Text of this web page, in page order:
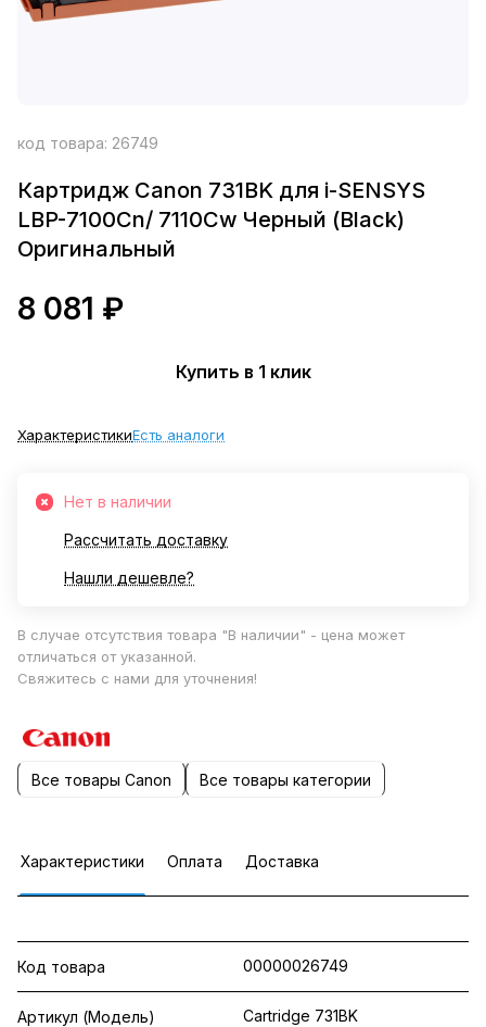
код товара: 26749
Картридж Canon 731BK для i-SENSYS
LBP-7100Cn/ 7110Cw Черный (Black)
Оригинальный
8 081 ₽
Купить в 1 клик
ХарактеристикиЕсть аналоги
Нет в наличии
Рассчитать доставку
Нашли дешевле?
В случае отсутствия товара "В наличии" - цена может
отличаться от указанной.
Свяжитесь с нами для уточнения!
Все товары Canon Все товары категории
Характеристики Оплата Доставка
Код товара 00000026749
Артикул (Модель) Cartridge 731BK